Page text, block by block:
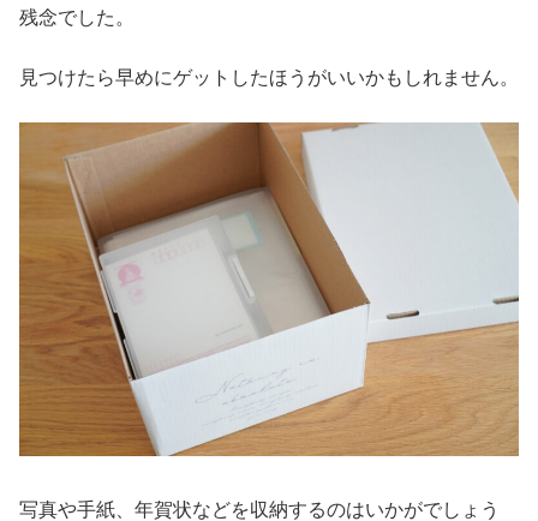
残念でした。
見つけたら早めにゲットしたほうがいいかもしれません。
写真や手紙、年賀状などを収納するのはいかがでしょう